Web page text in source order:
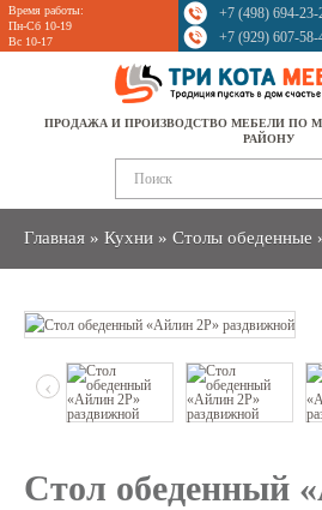
Время работы:
Пн-Сб 10-19
Вс 10-17
+7 (498) 694-23-
+7 (929) 607-58-
ПРОДАЖА И ПРОИЗВОДСТВО МЕБЕЛИ ПО
РАЙОНУ
Главная » Кухни » Столы обеденные
Sale
‹
Стол обеденный